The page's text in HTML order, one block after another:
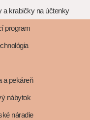
a krabičky na účtenky
program
a pekáreň
nábytok
náradie